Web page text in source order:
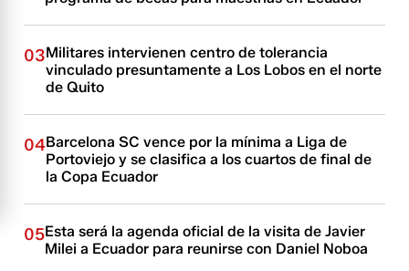
03Militares intervienen centro de tolerancia
vinculado presuntamente a Los Lobos en el norte
de Quito
04Barcelona SC vence por la mínima a Liga de
Portoviejo y se clasifica a los cuartos de final de
la Copa Ecuador
05Esta será la agenda oficial de la visita de Javier
Milei a Ecuador para reunirse con Daniel Noboa